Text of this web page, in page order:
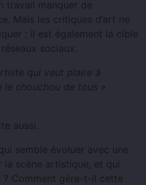
travail manquer de
Mais les critiques d’art ne
; il est également la cible
sociaux.
qui veut plaire à
chouchou de tous »
aussi.
semble évoluer avec une
scène artistique, et qui
Comment gère-t-il cette